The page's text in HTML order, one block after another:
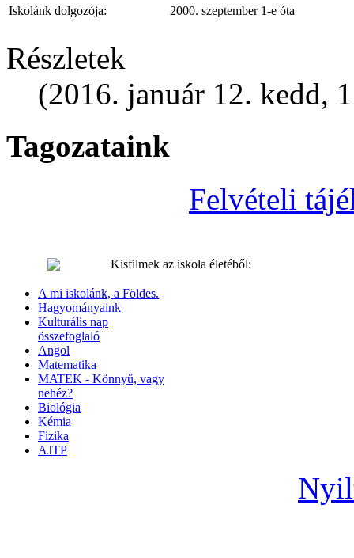
Iskolánk dolgozója: 2000. szeptember 1-e óta
Részletek
(2016. január 12. kedd,
Tagozataink
Felvételi
Kisfilmek az iskola életéből:
A mi iskolánk, a Földes.
Hagyományaink
Kulturális nap
összefoglaló
Angol
Matematika
MATEK - Könnyű, vagy
nehéz?
Biológia
Kémia
Fizika
AJTP